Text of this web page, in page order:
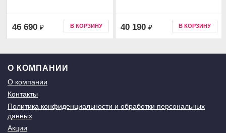
46 690 ₽ В КОРЗИНУ 40 190 ₽ В КОРЗИНУ
О КОМПАНИИ
О компании
Контакты
Политика конфиденциальности и обработки персональных
данных
Акции